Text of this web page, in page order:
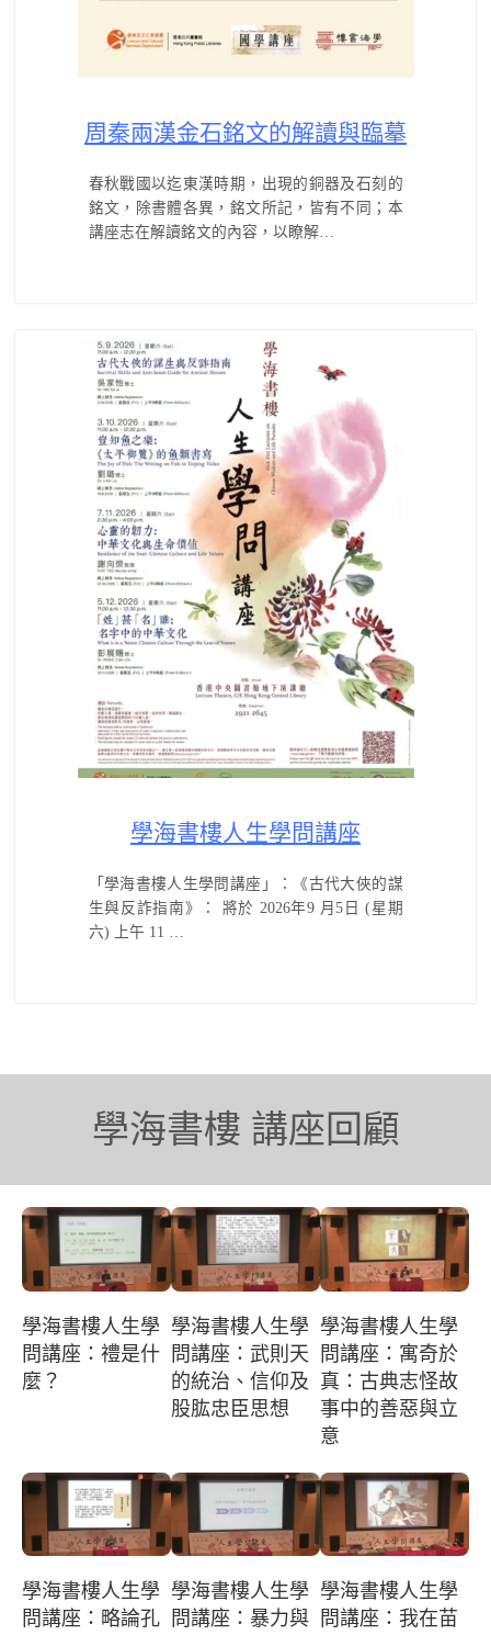
周秦兩漢金石銘文的解讀與臨摹
春秋戰國以迄東漢時期，出現的銅器及石刻的
銘文，除書體各異，銘文所記，皆有不同；本
講座志在解讀銘文的內容，以瞭解…
學海書樓人生學問講座
「學海書樓人生學問講座」：《古代大俠的謀
生與反詐指南》： 將於 2026年9 月5日 (星期
六) 上午 11 …
學海書樓 講座回顧
學海書樓人生學
問講座：禮是什
麼？
學海書樓人生學
問講座：武則天
的統治、信仰及
股肱忠臣思想
學海書樓人生學
問講座：寓奇於
真：古典志怪故
事中的善惡與立
意
學海書樓人生學
問講座：略論孔
學海書樓人生學
問講座：暴力與
學海書樓人生學
問講座：我在苗